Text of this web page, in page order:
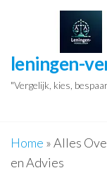
inhoud
leningen-
"Vergelijk, kies,
Home »Alles
en Advies